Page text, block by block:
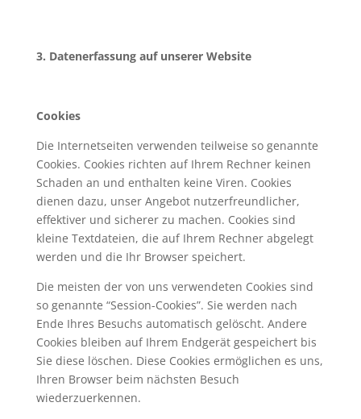
3. Datenerfassung auf unserer Website
Cookies
Die Internetseiten verwenden teilweise so genannte
Cookies. Cookies richten auf Ihrem Rechner keinen
Schaden an und enthalten keine Viren. Cookies
dienen dazu, unser Angebot nutzerfreundlicher,
effektiver und sicherer zu machen. Cookies sind
kleine Textdateien, die auf Ihrem Rechner abgelegt
werden und die Ihr Browser speichert.
Die meisten der von uns verwendeten Cookies sind
so genannte “Session-Cookies”. Sie werden nach
Ende Ihres Besuchs automatisch gelöscht. Andere
Cookies bleiben auf Ihrem Endgerät gespeichert bis
Sie diese löschen. Diese Cookies ermöglichen es uns,
Ihren Browser beim nächsten Besuch
wiederzuerkennen.